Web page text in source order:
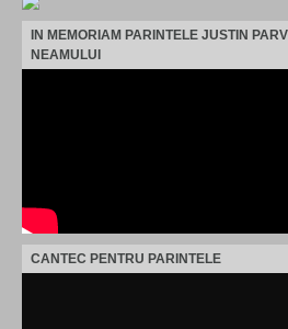
IN MEMORIAM PARINTELE JUSTIN
NEAMULUI
CANTEC PENTRU PARINTELE